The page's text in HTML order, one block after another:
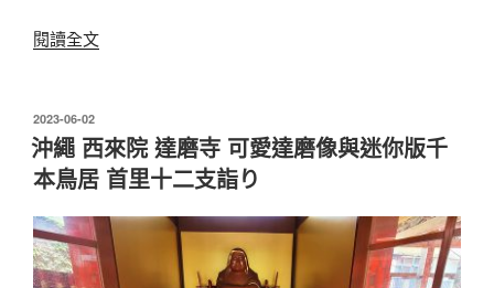
閱讀全文〈沖
仁
城
跡
世
界
遺
發
佈
於
2023-06-02
沖繩 西來院 達磨寺 可愛達磨像與迷你版千
本鳥居 首里十二支詣り